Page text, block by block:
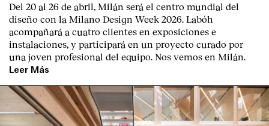
Del 20 al 26 de abril, Milán será el centro mundial del
diseño con la Milano Design Week 2026. Labóh
acompañará a cuatro clientes en exposiciones e
instalaciones, y participará en un proyecto curado por
una joven profesional del equipo. Nos vemos en Milán.
Leer Más